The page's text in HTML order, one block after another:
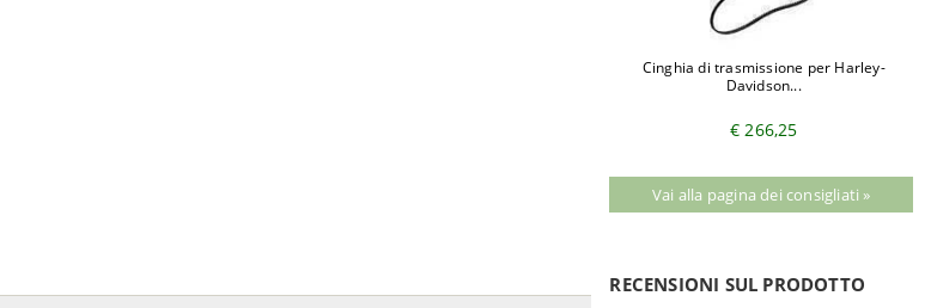
Cinghia di trasmissione per Harley-
Davidson...
€ 266,25
Vai alla pagina dei consigliati »
RECENSIONI SUL PRODOTTO